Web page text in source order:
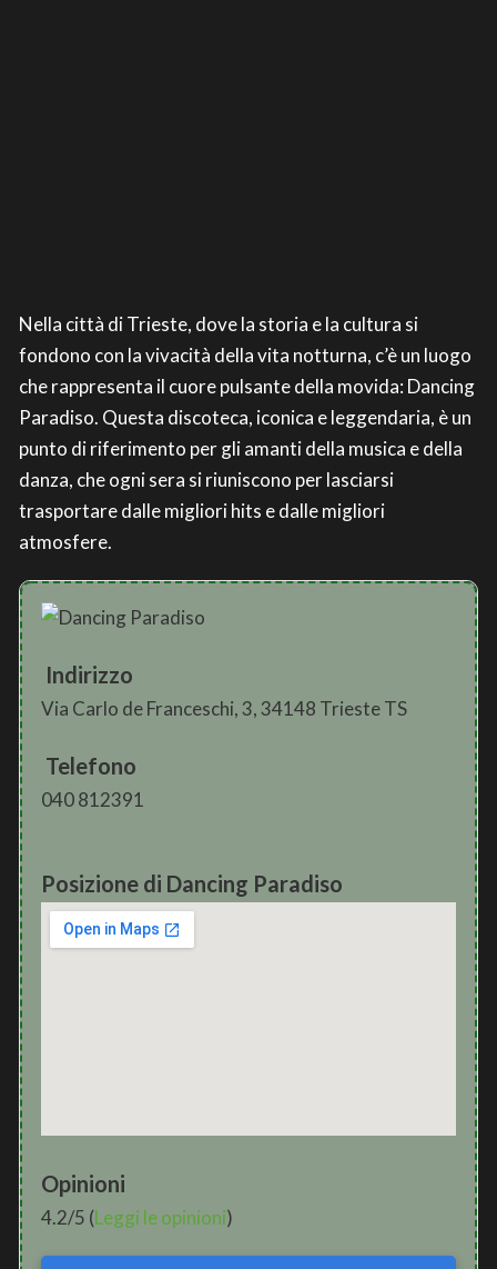
Nella città di Trieste, dove la storia e la cultura si
fondono con la vivacità della vita notturna, c’è un luogo
che rappresenta il cuore pulsante della movida: Dancing
Paradiso. Questa discoteca, iconica e leggendaria, è un
punto di riferimento per gli amanti della musica e della
danza, che ogni sera si riuniscono per lasciarsi
trasportare dalle migliori hits e dalle migliori
atmosfere.
Indirizzo
Via Carlo de Franceschi, 3, 34148 Trieste TS
Telefono
040 812391
Posizione di Dancing Paradiso
Opinioni
4.2/5 (Leggi le opinioni)